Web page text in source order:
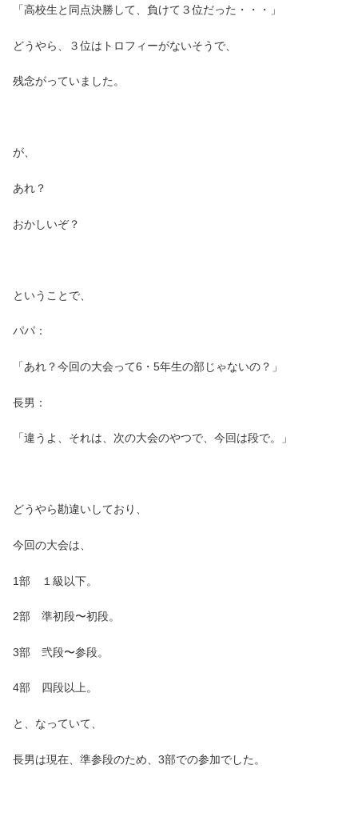
「高校生と同点決勝して、負けて３位だった・・・」
どうやら、３位はトロフィーがないそうで、
残念がっていました。
が、
あれ？
おかしいぞ？
ということで、
パパ：
「あれ？今回の大会って6・5年生の部じゃないの？」
長男：
「違うよ、それは、次の大会のやつで、今回は段で。」
どうやら勘違いしており、
今回の大会は、
1部 １級以下。
2部 準初段〜初段。
3部 弐段〜参段。
4部 四段以上。
と、なっていて、
長男は現在、準参段のため、3部での参加でした。